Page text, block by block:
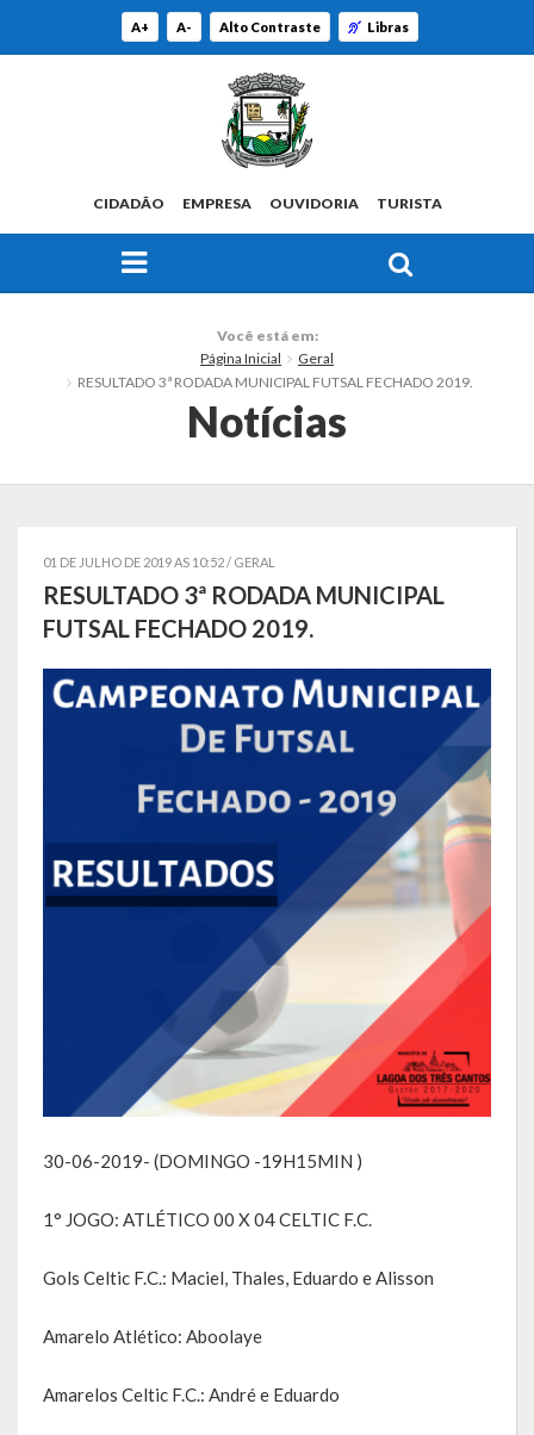
A+ A- Alto Contraste Libras
CIDADÃO EMPRESA OUVIDORIA TURISTA
Histórico
Governo
Administração
Administração, Fazenda e Planejamento
Desenvolvimento Econômico
Educação, Cultura, Turismo, Desporto e Lazer
Obras, Serviços Urbanos e Trânsito
Cultura
Histórias
de Vila Seca
A História da Comunidade Evangélica de Linha Kronenthal
A história da Comunidade Católica São Paulo de Lagoa dos Três
Você está em:
Página Inicial
Geral
RESULTADO 3ª RODADA MUNICIPAL FUTSAL FECHADO 2019.
Notícias
01 DE JULHO DE 2019 AS 10:52 / GERAL
RESULTADO 3ª RODADA MUNICIPAL
FUTSAL FECHADO 2019.
30-06-2019- (DOMINGO -19H15MIN )
1° JOGO: ATLÉTICO 00 X 04 CELTIC F.C.
Gols Celtic F.C.: Maciel, Thales, Eduardo e Alisson
Amarelo Atlético: Aboolaye
Amarelos Celtic F.C.: André e Eduardo